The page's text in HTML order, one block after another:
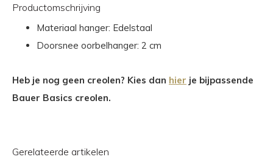
Productomschrijving
Materiaal hanger: Edelstaal
Doorsnee oorbelhanger: 2 cm
Heb je nog geen creolen? Kies dan hier je bijpassende
Bauer Basics creolen.
Gerelateerde artikelen